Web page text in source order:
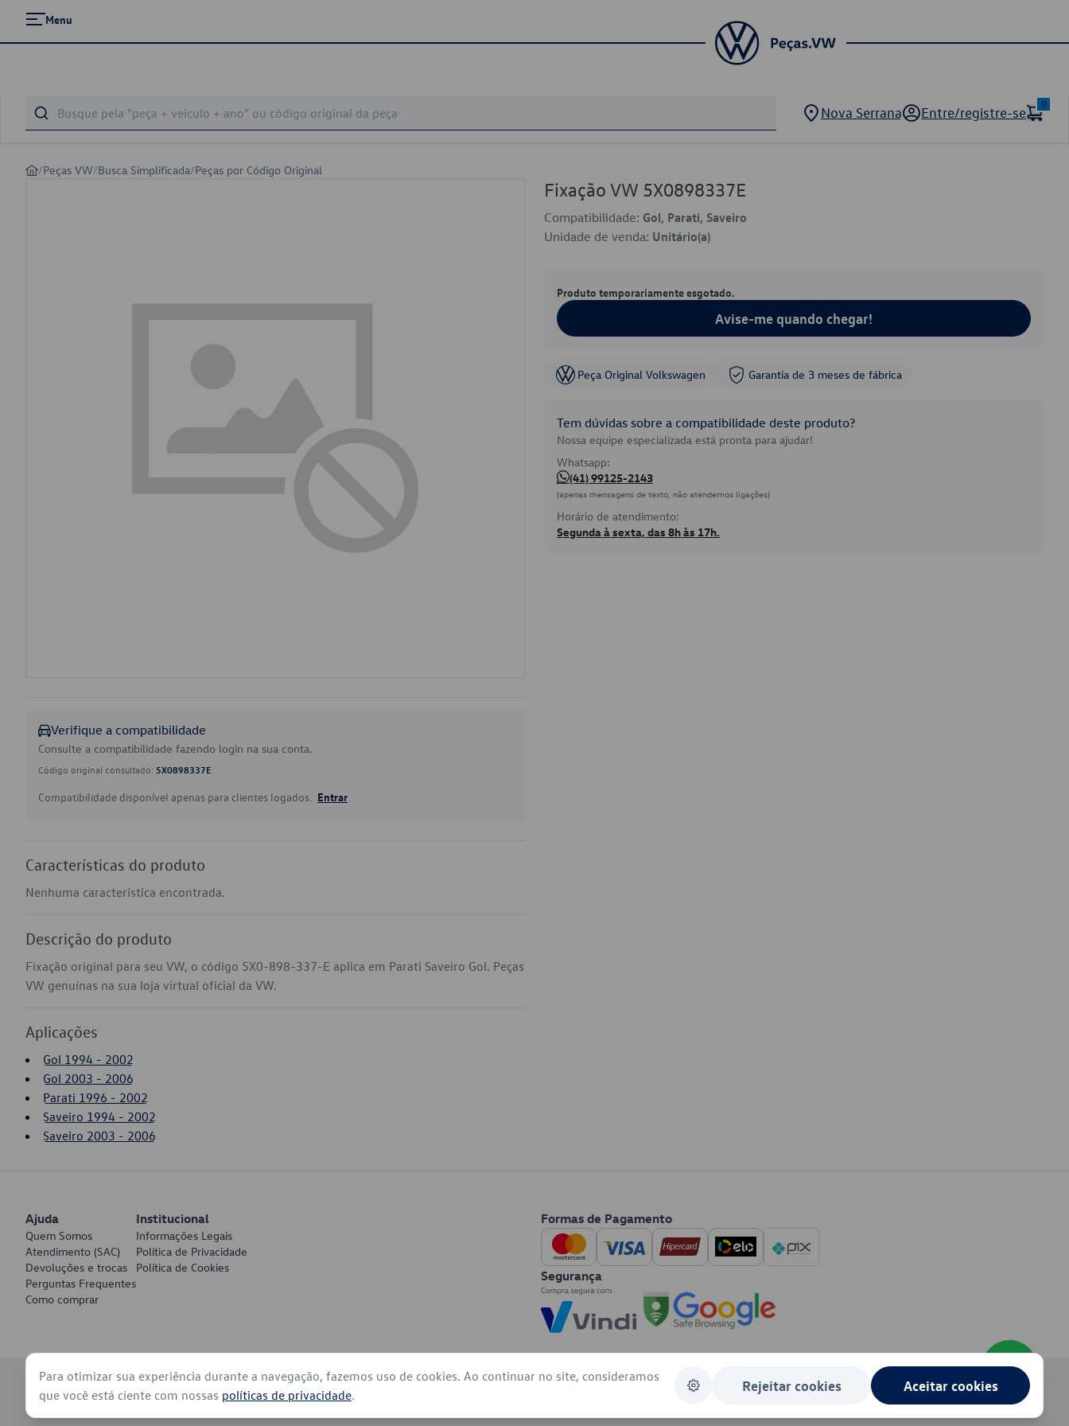
Menu
Nova Serrana Entre/registre-se
0
/Peças VW/Busca Simplificada/Peças por Código Original
Verifique a compatibilidade
Consulte a compatibilidade fazendo login na sua conta.
Código original consultado: 5X0898337E
Compatibilidade disponível apenas para clientes logados. Entrar
Características do produto
Nenhuma característica encontrada.
Descrição do produto
Fixação original para seu VW, o código 5X0-898-337-E aplica em Parati Saveiro Gol. Peças
VW genuínas na sua loja virtual oficial da VW.
Aplicações
Gol 1994 - 2002
Gol 2003 - 2006
Parati 1996 - 2002
Saveiro 1994 - 2002
Saveiro 2003 - 2006
Fixação VW 5X0898337E
Compatibilidade: Gol, Parati, Saveiro
Unidade de venda: Unitário(a)
Produto temporariamente esgotado.
Avise-me quando chegar!
Peça Original Volkswagen Garantia de 3 meses de fábrica
Tem dúvidas sobre a compatibilidade deste produto?
Nossa equipe especializada está pronta para ajudar!
Whatsapp:
(41) 99125-2143
(apenas mensagens de texto, não atendemos ligações)
Horário de atendimento:
Segunda à sexta, das 8h às 17h.
Ajuda
Quem Somos
Atendimento (SAC)
Devoluções e trocas
Perguntas Frequentes
Como comprar
Institucional
Informações Legais
Política de Privacidade
Política de Cookies
Formas de Pagamento
Segurança
© 2026 - Volkswagen do Brasil - Todos os direitos reservados
Para otimizar sua experiência durante a navegação, fazemos uso de cookies. Ao continuar no site, consideramos
que você está ciente com nossas políticas de privacidade.
Rejeitar cookies Aceitar cookies